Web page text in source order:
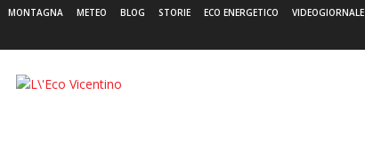
MONTAGNA METEO BLOG STORIE ECO ENERGETICO VIDEOGIORNALE
L'Eco